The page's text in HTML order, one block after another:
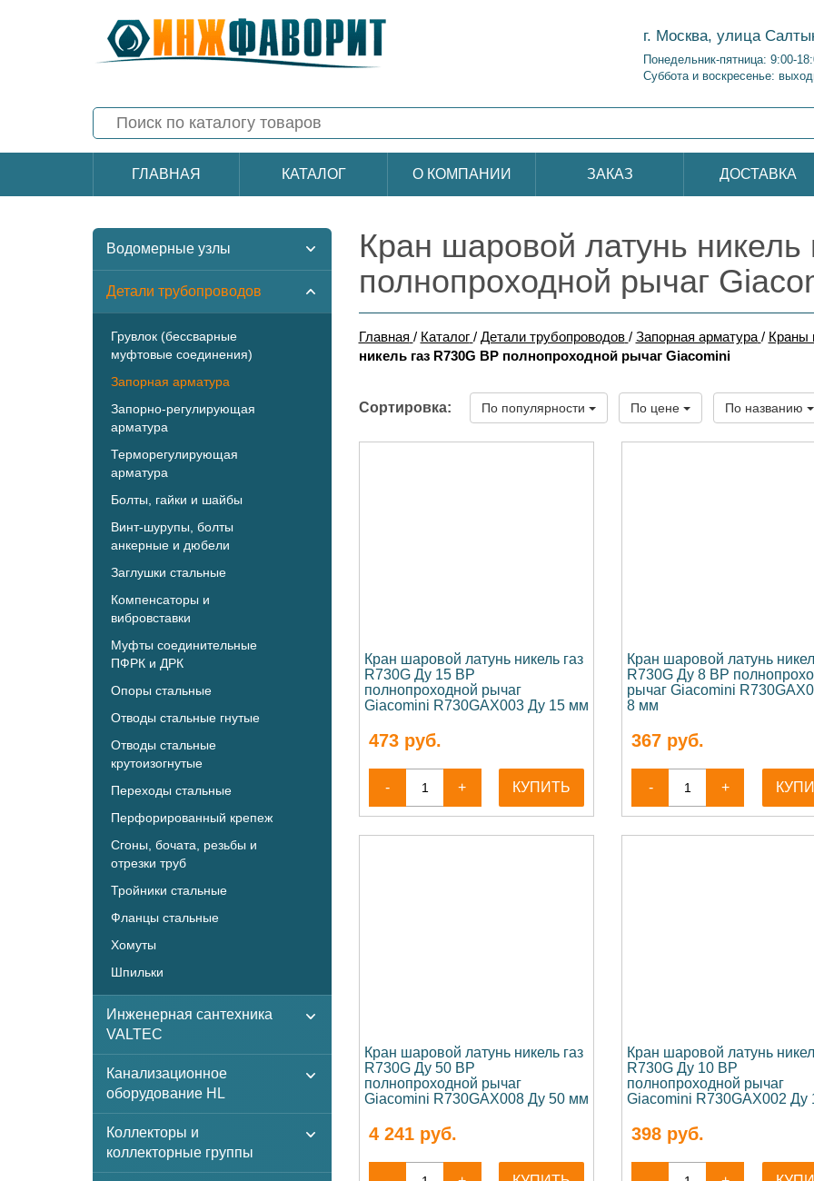
г. Москва, улица
Понедельник-пятница: 9:00-
Суббота и воскресенье:
ГЛАВНАЯ КАТАЛОГ О КОМПАНИИ ЗАКАЗ ДОСТАВКА
Водомерные узлы
Детали трубопроводов
Грувлок (бессварные
муфтовые соединения)
Запорная арматура
Запорно-регулирующая
арматура
Терморегулирующая
арматура
Болты, гайки и шайбы
Винт-шурупы, болты
анкерные и дюбели
Заглушки стальные
Компенсаторы и
вибровставки
Муфты соединительные
ПФРК и ДРК
Опоры стальные
Отводы стальные гнутые
Отводы стальные
крутоизогнутые
Переходы стальные
Перфорированный крепеж
Сгоны, бочата, резьбы и
отрезки труб
Тройники стальные
Фланцы стальные
Хомуты
Шпильки
Инженерная сантехника
VALTEC
Канализационное
оборудование HL
Коллекторы и
коллекторные группы
Кран шаровой латунь никель
полнопроходной рычаг
Главная / Каталог / Детали трубопроводов / Запорная арматура / Краны
никель газ R730G ВР полнопроходной рычаг Giacomini
Сортировка: По популярности По цене По названию
Кран шаровой латунь никель газ
R730G Ду 15 ВР
полнопроходной рычаг
Giacomini R730GAX003 Ду 15 мм
473руб.
- + КУПИТЬ
Кран шаровой латунь
R730G Ду 8 ВР
рычаг Giacomini
8 мм
367 руб.
- +
Кран шаровой латунь никель газ
R730G Ду 50 ВР
полнопроходной рычаг
Giacomini R730GAX008 Ду 50 мм
4 241руб.
Кран шаровой латунь
R730G Ду 10 ВР
полнопроходной рычаг
Giacomini R730GAX002 Ду
398 руб.